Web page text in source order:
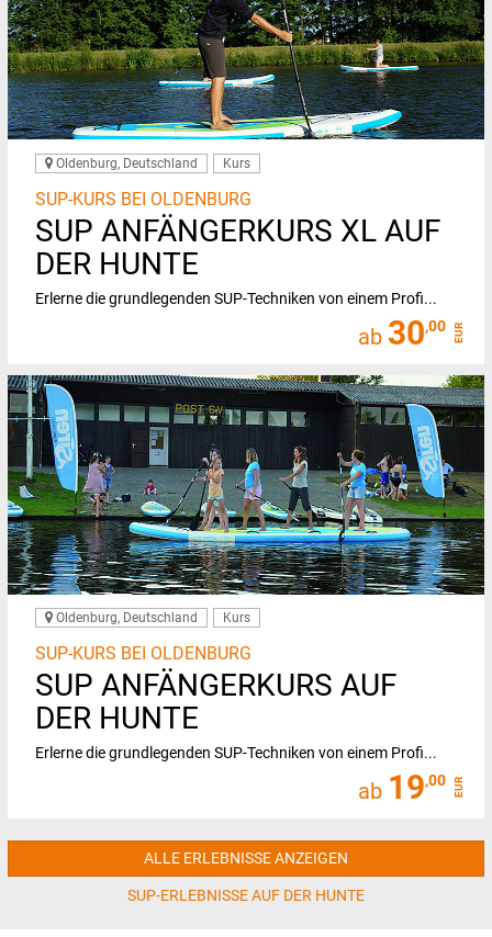
Oldenburg, Deutschland Kurs
SUP-KURS BEI OLDENBURG
SUP ANFÄNGERKURS XL AUF
DER HUNTE
Erlerne die grundlegenden SUP-Techniken von einem Profi...
ab 30,00 EUR
Oldenburg, Deutschland Kurs
SUP-KURS BEI OLDENBURG
SUP ANFÄNGERKURS AUF
DER HUNTE
Erlerne die grundlegenden SUP-Techniken von einem Profi...
ab 19,00 EUR
ALLE ERLEBNISSE ANZEIGEN
SUP-ERLEBNISSE AUF DER HUNTE